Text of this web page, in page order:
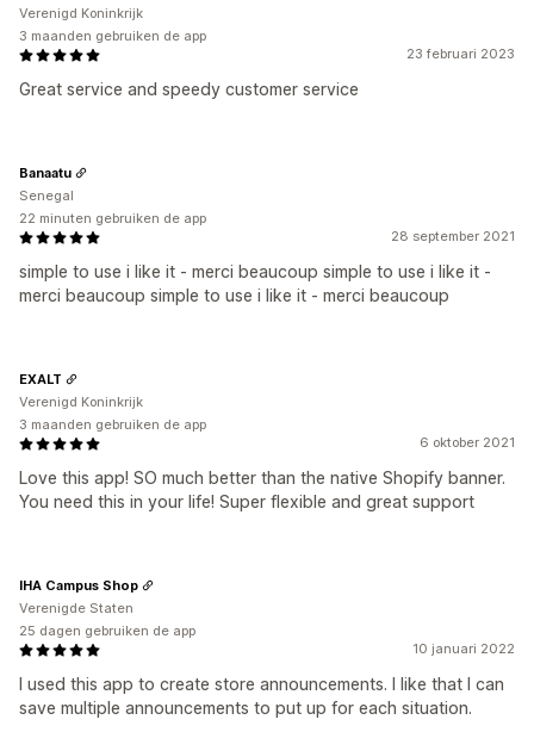
23 februari 2023
Great service and speedy customer service
Verenigd Koninkrijk
3 maanden gebruiken de app
28 september 2021
simple to use i like it - merci beaucoup simple to use i like it -
merci beaucoup simple to use i like it - merci beaucoup
Banaatu
Senegal
22 minuten gebruiken de app
6 oktober 2021
Love this app! SO much better than the native Shopify banner.
You need this in your life! Super flexible and great support
EXALT
Verenigd Koninkrijk
3 maanden gebruiken de app
10 januari 2022
I used this app to create store announcements. I like that I can
save multiple announcements to put up for each situation.
IHA Campus Shop
Verenigde Staten
25 dagen gebruiken de app